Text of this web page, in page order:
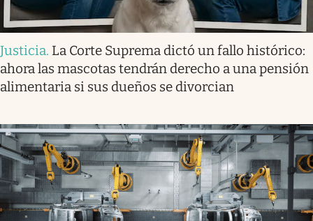
Justicia. La Corte Suprema dictó un fallo histórico:
ahora las mascotas tendrán derecho a una pensión
alimentaria si sus dueños se divorcian